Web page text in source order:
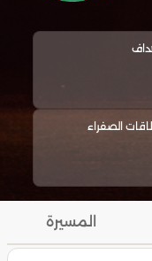
الصفراء
المسيرة